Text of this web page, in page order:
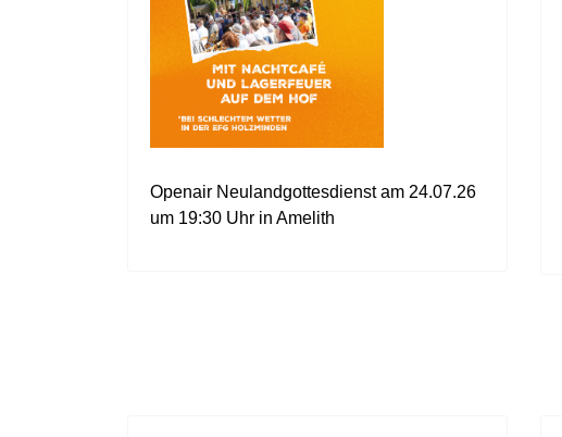
Openair Neulandgottesdienst am 24.07.26
um 19:30 Uhr in Amelith